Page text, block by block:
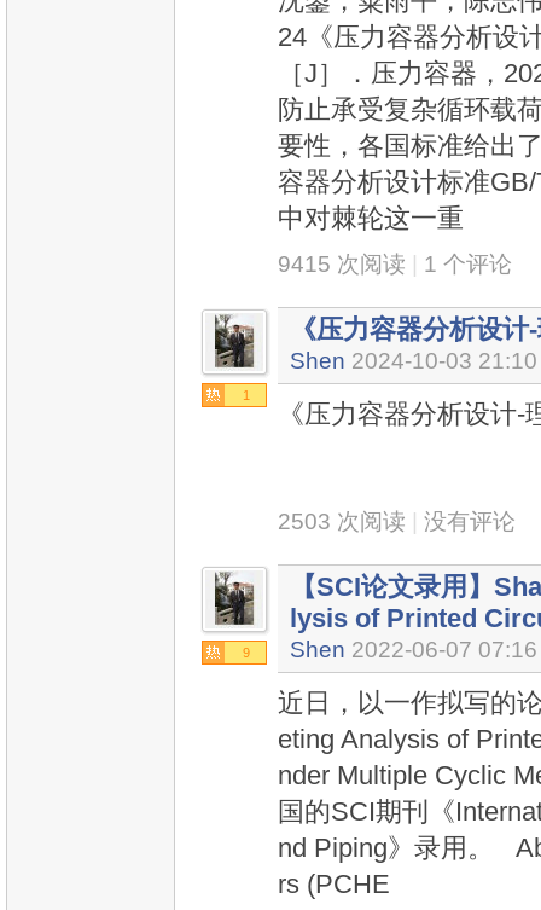
24《压力容器分析设
［J］．压力容器，
防止承受复杂循环载
要性，各国标准给出
容器分析设计标准
中对棘轮这一重
9415 次阅读 1 个评论
1
《压力容器分析设
Shen 2024-10-03 21:10
《压力容器分析设计
2503 次阅读 没有评论
9
【SCI论文录用】
lysis of Printed
Shen 2022-06-07 07:16
近日，以一作拟写的
eting Analysis of
nder Multiple Cyclic
国的SCI期刊《
nd Piping》录用。
rs (PCHE